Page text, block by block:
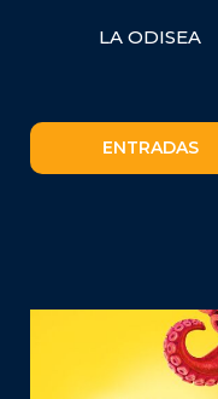
LA ODISEA
ENTRADAS